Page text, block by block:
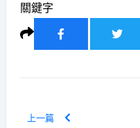
關鍵字
上一篇